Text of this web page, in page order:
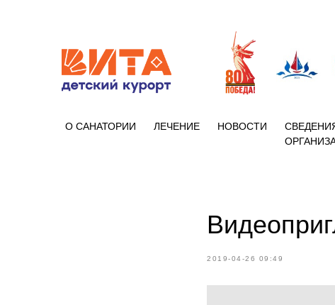
+7 (86133)
О САНАТОРИИ НОВОСТИ
ЛЕЧЕНИЕ
2019-04-26 09:49